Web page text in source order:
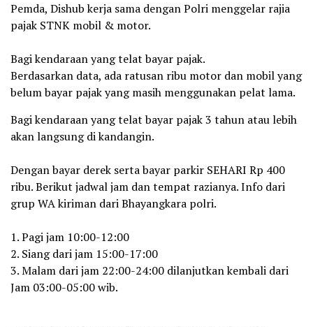
‎Pemda, Dishub kerja sama dengan Polri menggelar rajia
pajak STNK mobil & motor.
‎Bagi kendaraan yang telat bayar pajak.
‎Berdasarkan data, ada ratusan ribu motor dan mobil yang
belum bayar pajak yang masih menggunakan pelat lama.
‎Bagi kendaraan yang telat bayar pajak 3 tahun atau lebih
akan langsung di kandangin.
‎Dengan bayar derek serta bayar parkir SEHARI Rp 400
ribu. Berikut jadwal jam dan tempat razianya. Info dari
grup WA kiriman dari Bhayangkara polri.
‎1. Pagi jam 10:00-12:00
‎2. Siang dari jam 15:00-17:00
‎3. Malam dari jam 22:00-24:00 dilanjutkan kembali dari
Jam 03:00-05:00 wib.